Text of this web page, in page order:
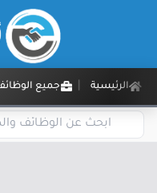
الرئيسية جميع